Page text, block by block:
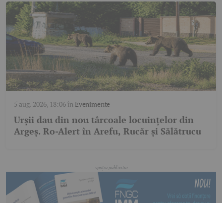
5 aug. 2026, 18:06în Evenimente
Urșii dau din nou târcoale locuințelor din
Argeș. Ro-Alert în Arefu, Rucăr și Sălătrucu